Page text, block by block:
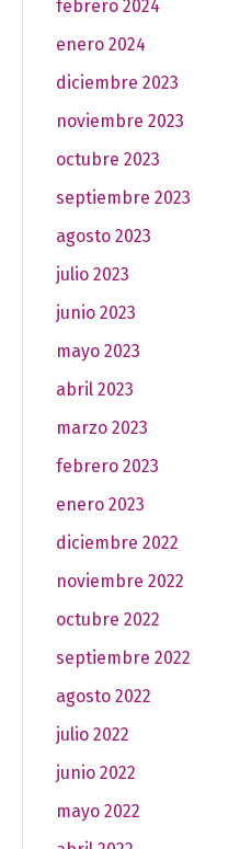
febrero 2024
enero 2024
diciembre 2023
noviembre 2023
octubre 2023
septiembre 2023
agosto 2023
julio 2023
junio 2023
mayo 2023
abril 2023
marzo 2023
febrero 2023
enero 2023
diciembre 2022
noviembre 2022
octubre 2022
septiembre 2022
agosto 2022
julio 2022
junio 2022
mayo 2022